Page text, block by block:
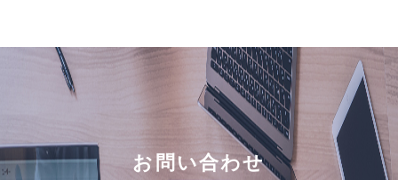
お問い合わせ